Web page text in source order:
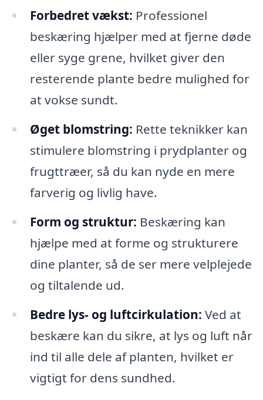
Forbedret vækst: Professionel
beskæring hjælper med at fjerne døde
eller syge grene, hvilket giver den
resterende plante bedre mulighed for
at vokse sundt.
Øget blomstring: Rette teknikker kan
stimulere blomstring i prydplanter og
frugttræer, så du kan nyde en mere
farverig og livlig have.
Form og struktur: Beskæring kan
hjælpe med at forme og strukturere
dine planter, så de ser mere velplejede
og tiltalende ud.
Bedre lys- og luftcirkulation: Ved at
beskære kan du sikre, at lys og luft når
ind til alle dele af planten, hvilket er
vigtigt for dens sundhed.